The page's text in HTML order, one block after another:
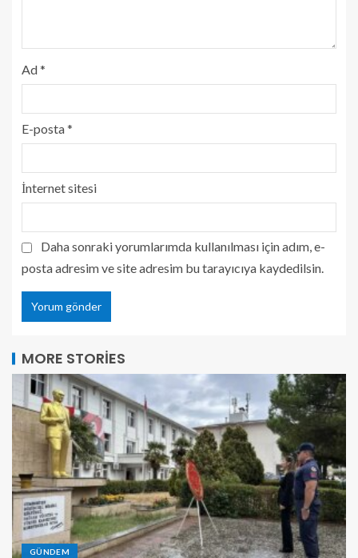
Ad*
E-posta*
İnternet sitesi
Daha sonraki yorumlarımda kullanılması için adım, e-
posta adresim ve site adresim bu tarayıcıya kaydedilsin.
MORE STORIES
GÜNDEM